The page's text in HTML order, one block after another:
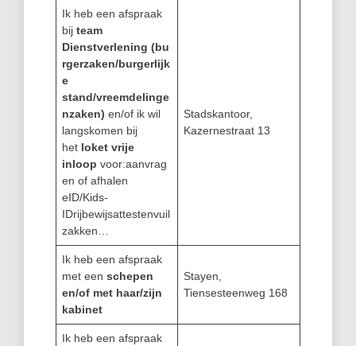
Ik heb een afspraak
bij team
Dienstverlening (bu
rgerzaken/burgerlijk
e
stand/vreemdelinge
nzaken) en/of ik wil
langskomen bij
het loket vrije
inloop voor:aanvrag
en of afhalen
eID/Kids-
IDrijbewijsattestenvuil
zakken…
Stadskantoor,
Kazernestraat 13
Ik heb een afspraak
met een schepen
en/of met haar/zijn
kabinet
Stayen,
Tiensesteenweg 168
Ik heb een afspraak